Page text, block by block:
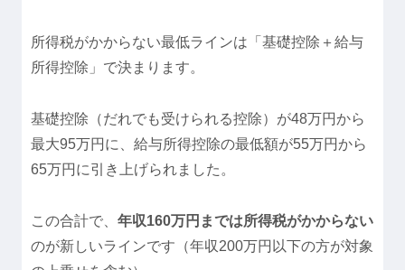
所得税がかからない最低ラインは「基礎控除＋給与
所得控除」で決まります。
基礎控除（だれでも受けられる控除）が48万円から
最大95万円に、給与所得控除の最低額が55万円から
65万円に引き上げられました。
この合計で、 年収160万円までは所得税がかからない
のが新しいラインです（年収200万円以下の方が対象